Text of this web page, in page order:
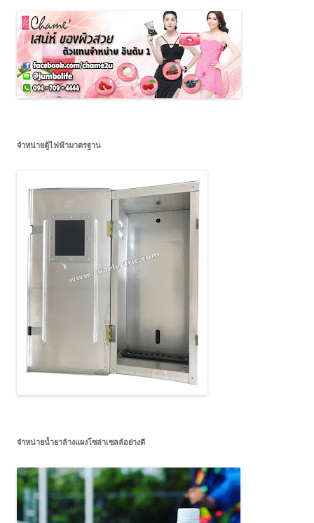
จำหน่ายตู้ไฟฟ้ามาตรฐาน
จำหน่ายน้ำยาล้างแผงโซล่าเซลล์อย่างดี